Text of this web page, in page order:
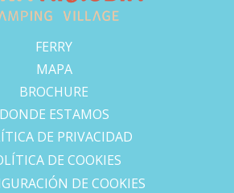
FERRY
MAPA
BROCHURE
DONDE ESTAMOS
DE PRIVACIDAD
DE COOKIES
DE COOKIES